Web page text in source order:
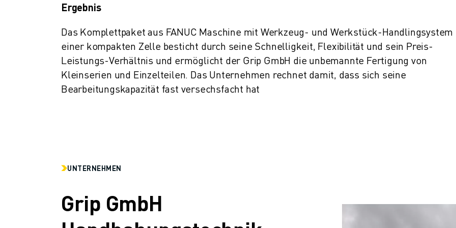
Ergebnis
Das Komplettpaket aus FANUC Maschine mit Werkzeug- und Werkstück-Handlingsystem
einer kompakten Zelle besticht durch seine Schnelligkeit, Flexibilität und sein Preis-
Leistungs-Verhältnis und ermöglicht der Grip GmbH die unbemannte Fertigung von
Kleinserien und Einzelteilen. Das Unternehmen rechnet damit, dass sich seine
Bearbeitungskapazität fast versechsfacht hat
UNTERNEHMEN
Grip GmbH